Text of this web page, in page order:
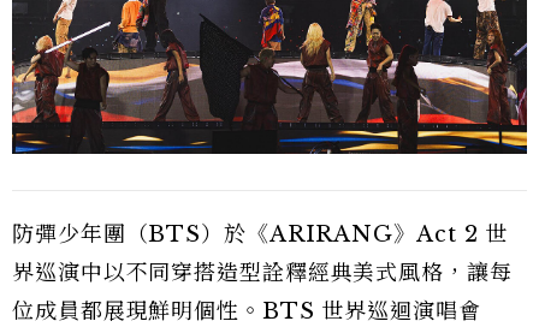
防彈少年團（BTS）於《ARIRANG》Act 2 世
界巡演中以不同穿搭造型詮釋經典美式風格，讓每
位成員都展現鮮明個性。BTS 世界巡迴演唱會